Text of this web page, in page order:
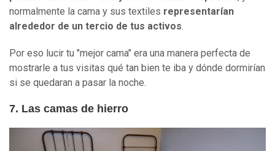
normalmente la cama y sus textiles representarían
alrededor de un tercio de tus activos.
Por eso lucir tu "mejor cama" era una manera perfecta de
mostrarle a tus visitas qué tan bien te iba y dónde dormirían
si se quedaran a pasar la noche.
7. Las camas de hierro